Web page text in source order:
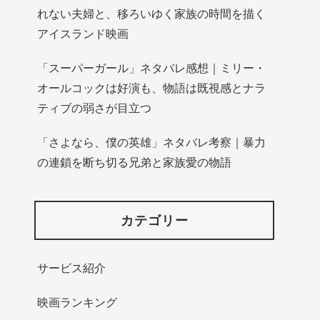
れない夫婦と、移ろいゆく家族の時間を描く
アイスランド映画
「スーパーガール」ネタバレ感想｜ミリー・
オールコックは好演も、物語は既視感とナラ
ティブの弱さが目立つ
「さよなら、僕の英雄」ネタバレ考察｜暴力
の連鎖を断ち切る兄弟と家族愛の物語
カテゴリー
サービス紹介
映画ランキング